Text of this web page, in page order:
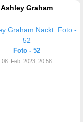
Ashley Graham
Foto - 52
08. Feb. 2023, 20:58